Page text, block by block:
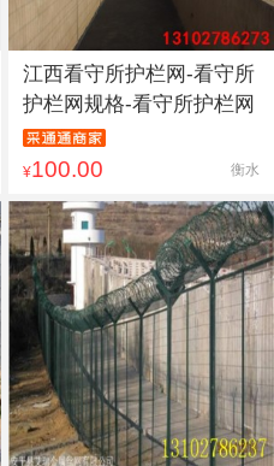
江西看守所护栏网-看守所
护栏网规格-看守所护栏网
¥100.00 衡水